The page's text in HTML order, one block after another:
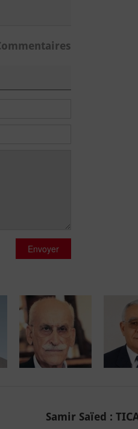
Envoyer
Samir Saïed :